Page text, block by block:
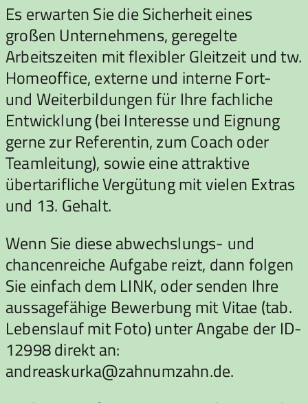
Es erwarten Sie die Sicherheit eines
großen Unternehmens, geregelte
Arbeitszeiten mit flexibler Gleitzeit und tw.
Homeoffice, externe und interne Fort-
und Weiterbildungen für Ihre fachliche
Entwicklung (bei Interesse und Eignung
gerne zur Referentin, zum Coach oder
Teamleitung), sowie eine attraktive
übertarifliche Vergütung mit vielen Extras
und 13. Gehalt.
Wenn Sie diese abwechslungs- und
chancenreiche Aufgabe reizt, dann folgen
Sie einfach dem LINK, oder senden Ihre
aussagefähige Bewerbung mit Vitae (tab.
Lebenslauf mit Foto) unter Angabe der ID-
12998 direkt an:
andreaskurka@zahnumzahn.de.